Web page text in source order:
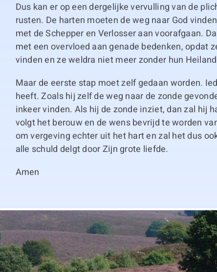
Dus kan er op een dergelijke vervulling van de
rusten. De harten moeten de weg naar God
met de Schepper en Verlosser aan voorafgaan.
met een overvloed aan genade bedenken, opdat
vinden en ze weldra niet meer zonder hun
Maar de eerste stap moet zelf gedaan worden.
heeft. Zoals hij zelf de weg naar de zonde
inkeer vinden. Als hij de zonde inziet, dan zal hij
volgt het berouw en de wens bevrijd te worden
om vergeving echter uit het hart en zal het dus
alle schuld delgt door Zijn grote liefde.
Amen